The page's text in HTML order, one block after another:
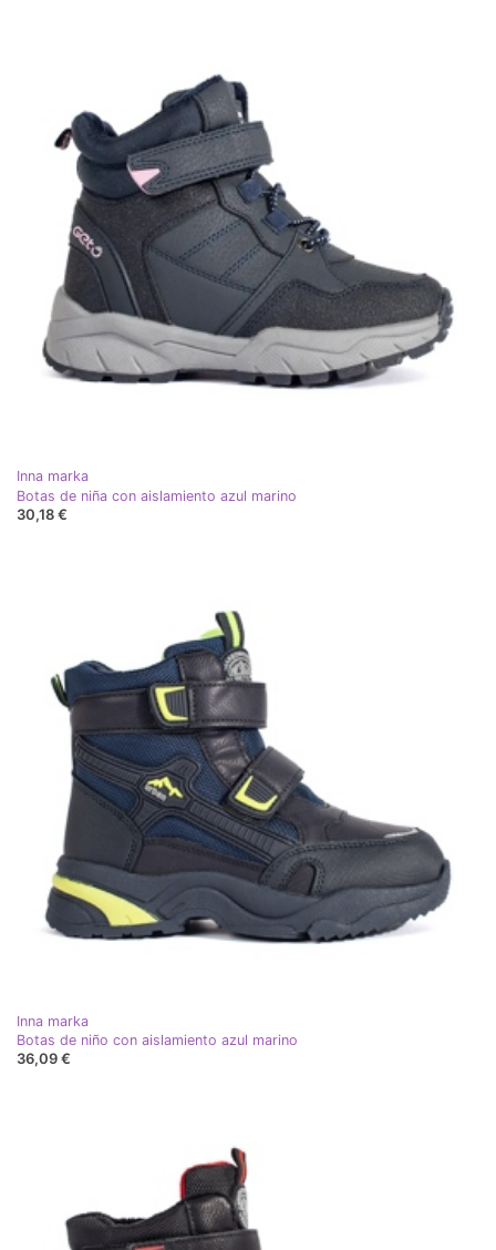
Inna marka
Botas de niña con aislamiento azul marino
30,18 €
Inna marka
Botas de niño con aislamiento azul marino
36,09 €